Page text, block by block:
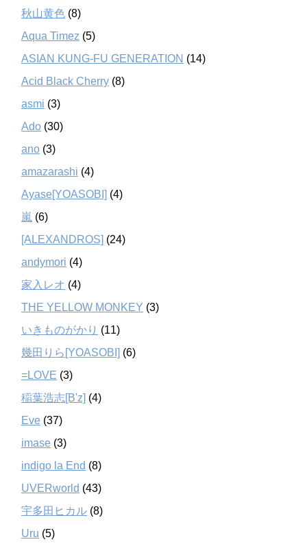
秋山黄色 (8)
Aqua Timez (5)
ASIAN KUNG-FU GENERATION (14)
Acid Black Cherry (8)
asmi (3)
Ado (30)
ano (3)
amazarashi (4)
Ayase[YOASOBI] (4)
嵐 (6)
[ALEXANDROS] (24)
andymori (4)
家入レオ (4)
THE YELLOW MONKEY (3)
いきものがかり (11)
幾田りら[YOASOBI] (6)
=LOVE (3)
稲葉浩志[B'z] (4)
Eve (37)
imase (3)
indigo la End (8)
UVERworld (43)
宇多田ヒカル (8)
Uru (5)